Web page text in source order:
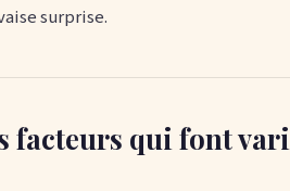
surprise.
facteurs qui font